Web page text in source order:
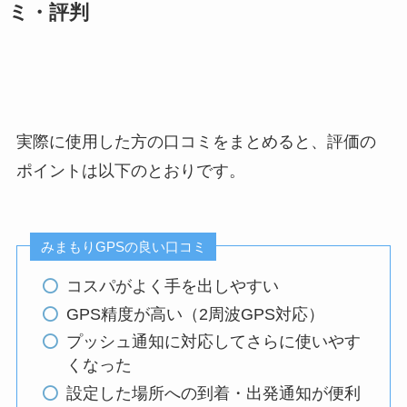
ミ・評判
実際に使用した方の口コミをまとめると、評価の
ポイントは以下のとおりです。
みまもりGPSの良い口コミ
コスパがよく手を出しやすい
GPS精度が高い（2周波GPS対応）
プッシュ通知に対応してさらに使いやす
くなった
設定した場所への到着・出発通知が便利